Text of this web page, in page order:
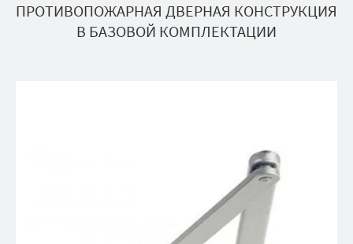
ПРОТИВОПОЖАРНАЯ ДВЕРНАЯ КОНСТРУКЦИЯ
В БАЗОВОЙ КОМПЛЕКТАЦИИ